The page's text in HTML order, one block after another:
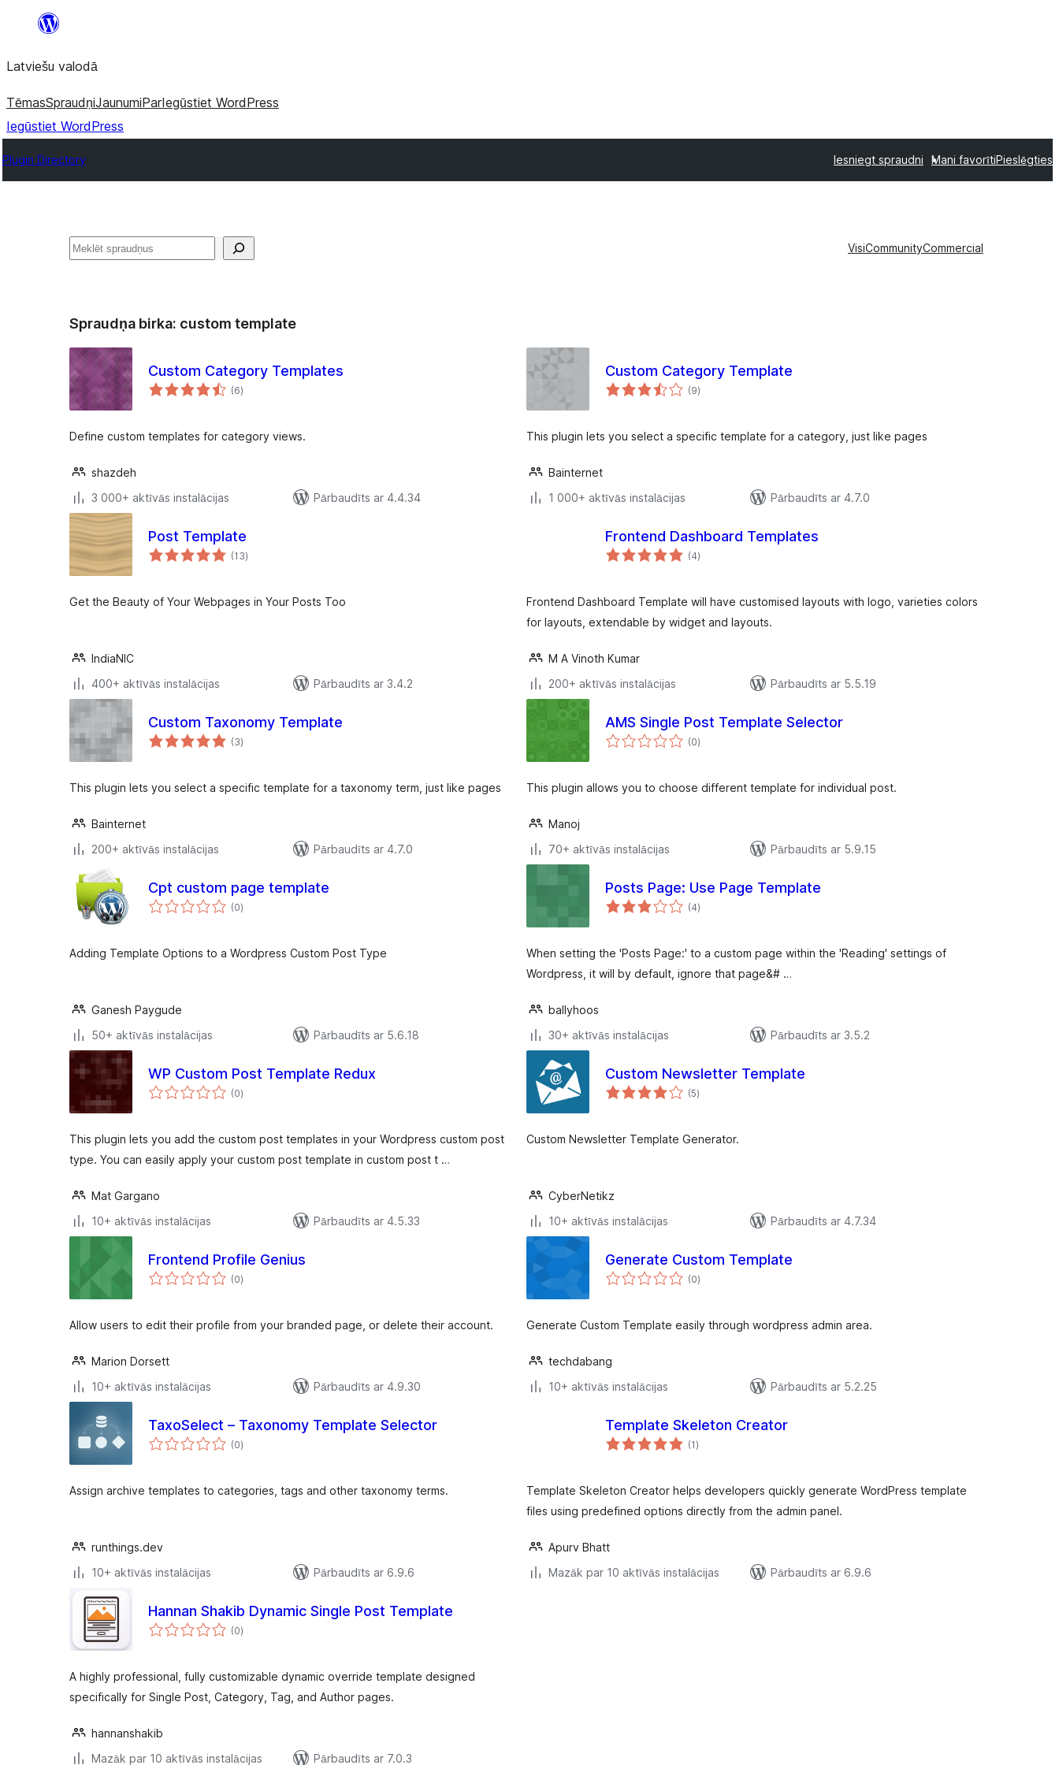
Pāriet
saturu
Latviešu valodā
TēmasSpraudņiJaunumiParIegūstiet WordPress
Iegūstiet WordPress
Plugin Directory Iesniegt spraudni Mani favorītiPieslēgties
Meklēt VisiCommunityCommercial
Spraudņa birka: custom template
Custom Category Templates
(6vērtējumu
kopsumma
)
Define custom templates for category views.
shazdeh
3 000+ aktīvās instalācijas
Pārbaudīts ar 4.4.34
Custom Category Template
(9vērtējumu
kopsumma
)
This plugin lets you select a specific template for a category, just like pages
Bainternet
1 000+ aktīvās instalācijas
Pārbaudīts ar 4.7.0
Post Template
(13vērtējumu
kopsumma
)
Get the Beauty of Your Webpages in Your Posts Too
IndiaNIC
400+ aktīvās instalācijas
Pārbaudīts ar 3.4.2
Frontend Dashboard Templates
(4vērtējumu
kopsumma
)
Frontend Dashboard Template will have customised layouts with logo, varieties colors
for layouts, extendable by widget and layouts.
M A Vinoth Kumar
200+ aktīvās instalācijas
Pārbaudīts ar 5.5.19
Custom Taxonomy Template
(3vērtējumu
kopsumma
)
This plugin lets you select a specific template for a taxonomy term, just like pages
Bainternet
200+ aktīvās instalācijas
Pārbaudīts ar 4.7.0
AMS Single Post Template Selector
(0vērtējumu
kopsumma
)
This plugin allows you to choose different template for individual post.
Manoj
70+ aktīvās instalācijas
Pārbaudīts ar 5.9.15
Cpt custom page template
(0vērtējumu
kopsumma
)
Adding Template Options to a Wordpress Custom Post Type
Ganesh Paygude
50+ aktīvās instalācijas
Pārbaudīts ar 5.6.18
Posts Page: Use Page Template
(4vērtējumu
kopsumma
)
When setting the 'Posts Page:' to a custom page within the 'Reading' settings of
Wordpress, it will by default, ignore that page&# …
ballyhoos
30+ aktīvās instalācijas
Pārbaudīts ar 3.5.2
WP Custom Post Template Redux
(0vērtējumu
kopsumma
)
This plugin lets you add the custom post templates in your Wordpress custom post
type. You can easily apply your custom post template in custom post t …
Mat Gargano
10+ aktīvās instalācijas
Pārbaudīts ar 4.5.33
Custom Newsletter Template
(5vērtējumu
kopsumma
)
Custom Newsletter Template Generator.
CyberNetikz
10+ aktīvās instalācijas
Pārbaudīts ar 4.7.34
Frontend Profile Genius
(0vērtējumu
kopsumma
)
Allow users to edit their profile from your branded page, or delete their account.
Marion Dorsett
10+ aktīvās instalācijas
Pārbaudīts ar 4.9.30
Generate Custom Template
(0vērtējumu
kopsumma
)
Generate Custom Template easily through wordpress admin area.
techdabang
10+ aktīvās instalācijas
Pārbaudīts ar 5.2.25
TaxoSelect – Taxonomy Template Selector
(0vērtējumu
kopsumma
)
Assign archive templates to categories, tags and other taxonomy terms.
runthings.dev
10+ aktīvās instalācijas
Pārbaudīts ar 6.9.6
Template Skeleton Creator
(1vērtējumu
kopsumma
)
Template Skeleton Creator helps developers quickly generate WordPress template
files using predefined options directly from the admin panel.
Apurv Bhatt
Mazāk par 10 aktīvās instalācijas
Pārbaudīts ar 6.9.6
Hannan Shakib Dynamic Single Post Template
(0vērtējumu
kopsumma
)
A highly professional, fully customizable dynamic override template designed
specifically for Single Post, Category, Tag, and Author pages.
hannanshakib
Mazāk par 10 aktīvās instalācijas
Pārbaudīts ar 7.0.3